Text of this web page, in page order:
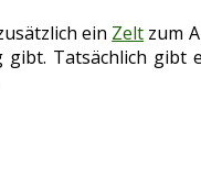
ein Zelt zum
Tatsächlich gibt